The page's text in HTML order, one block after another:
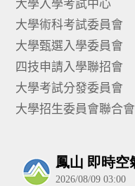
大學入學考試中心
大學術科考試委員會
大學甄選入學委員會
四技申請入學聯招會
大學考試分發委員會
大學招生委員會聯合會